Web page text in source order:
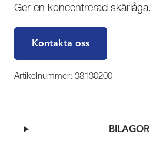
Ger en koncentrerad skärlåga.
Kontakta oss
Artikelnummer: 38130200
BILAGOR